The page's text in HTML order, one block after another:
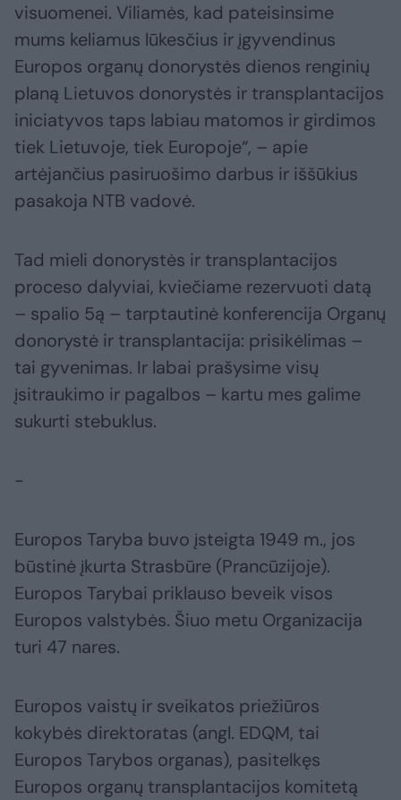
visuomenei. Viliamės, kad pateisinsime
mums keliamus lūkesčius ir įgyvendinus
Europos organų donorystės dienos renginių
planą Lietuvos donorystės ir transplantacijos
iniciatyvos taps labiau matomos ir girdimos
tiek Lietuvoje, tiek Europoje“, – apie
artėjančius pasiruošimo darbus ir iššūkius
pasakoja NTB vadovė.
Tad mieli donorystės ir transplantacijos
proceso dalyviai, kviečiame rezervuoti datą
– spalio 5ą – tarptautinė konferencija Organų
donorystė ir transplantacija: prisikėlimas –
tai gyvenimas. Ir labai prašysime visų
įsitraukimo ir pagalbos – kartu mes galime
sukurti stebuklus.
-
Europos Taryba buvo įsteigta 1949 m., jos
būstinė įkurta Strasbūre (Prancūzijoje).
Europos Tarybai priklauso beveik visos
Europos valstybės. Šiuo metu Organizacija
turi 47 nares.
Europos vaistų ir sveikatos priežiūros
kokybės direktoratas (angl. EDQM, tai
Europos Tarybos organas), pasitelkęs
Europos organų transplantacijos komitetą